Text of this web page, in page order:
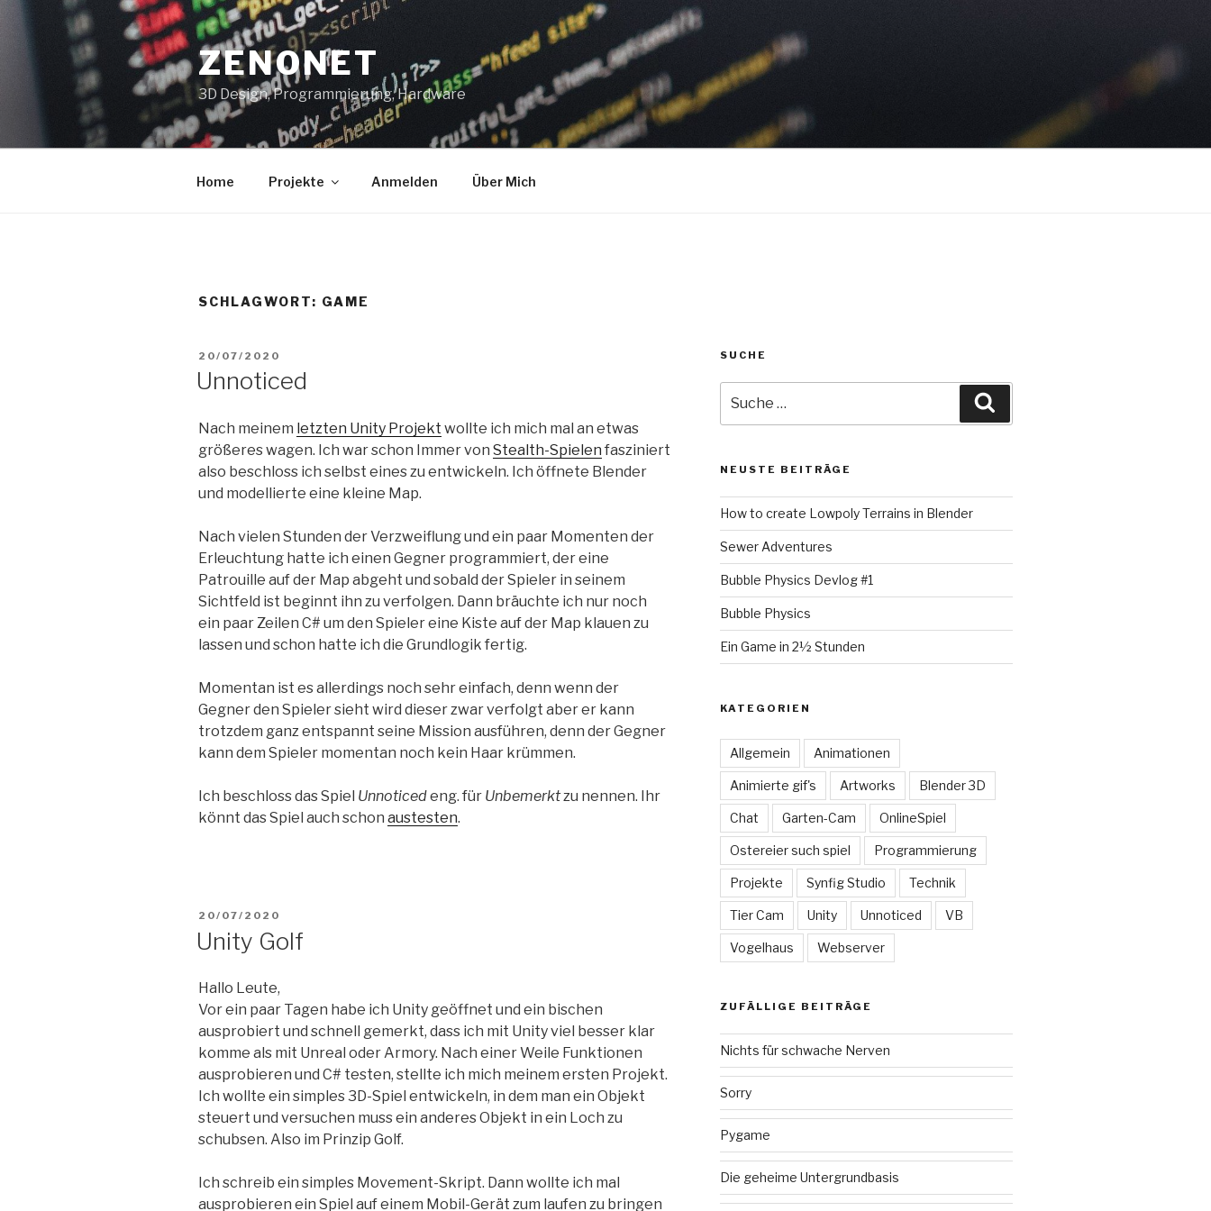
Inhalt
springen
ZENONET
3D Design, Programmierung, Hardware
Home Projekte Anmelden Über Mich
SCHLAGWORT: GAME
VERÖFFENTLICHT
20/07/2020
Unnoticed
Nach meinem letzten Unity Projekt wollte ich mich mal an etwas
größeres wagen. Ich war schon Immer von Stealth-Spielen fasziniert
also beschloss ich selbst eines zu entwickeln. Ich öffnete Blender
und modellierte eine kleine Map.
Nach vielen Stunden der Verzweiflung und ein paar Momenten der
Erleuchtung hatte ich einen Gegner programmiert, der eine
Patrouille auf der Map abgeht und sobald der Spieler in seinem
Sichtfeld ist beginnt ihn zu verfolgen. Dann bräuchte ich nur noch
ein paar Zeilen C# um den Spieler eine Kiste auf der Map klauen zu
lassen und schon hatte ich die Grundlogik fertig.
Momentan ist es allerdings noch sehr einfach, denn wenn der
Gegner den Spieler sieht wird dieser zwar verfolgt aber er kann
trotzdem ganz entspannt seine Mission ausführen, denn der Gegner
kann dem Spieler momentan noch kein Haar krümmen.
Ich beschloss das Spiel Unnoticedeng. für Unbemerktzu nennen. Ihr
könnt das Spiel auch schon austesten.
VERÖFFENTLICHT
20/07/2020
Unity Golf
Hallo Leute,
Vor ein paar Tagen habe ich Unity geöffnet und ein bischen
ausprobiert und schnell gemerkt, dass ich mit Unity viel besser klar
komme als mit Unreal oder Armory. Nach einer Weile Funktionen
ausprobieren und C# testen, stellte ich mich meinem ersten Projekt.
Ich wollte ein simples 3D-Spiel entwickeln, in dem man ein Objekt
steuert und versuchen muss ein anderes Objekt in ein Loch zu
schubsen. Also im Prinzip Golf.
Ich schreib ein simples Movement-Skript. Dann wollte ich mal
ausprobieren ein Spiel auf einem Mobil-Gerät zum laufen zu bringen
SUCHE
nach:
NEUSTE BEITRÄGE
How to create Lowpoly Terrains in Blender
Sewer Adventures
Bubble Physics Devlog #1
Bubble Physics
Ein Game in 2½ Stunden
KATEGORIEN
Allgemein Animationen
Animierte gif's Artworks Blender 3D
Chat Garten-Cam OnlineSpiel
Ostereier such spiel Programmierung
Projekte Synfig Studio Technik
Tier Cam Unity Unnoticed VB
Vogelhaus Webserver
ZUFÄLLIGE BEITRÄGE
Nichts für schwache Nerven
Sorry
Pygame
Die geheime Untergrundbasis